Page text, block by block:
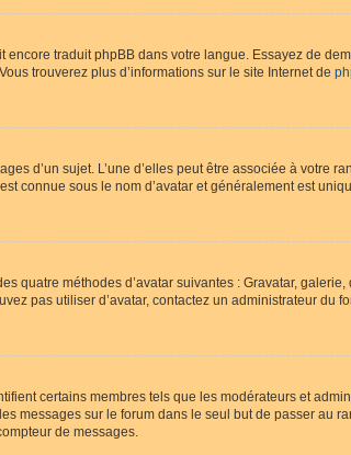
traduit phpBB dans votre langue. Essayez de
trouverez plus d’informations sur le site Internet de
d’un sujet. L’une d’elles peut être associée à votre
connue sous le nom d’avatar et généralement est
quatre méthodes d’avatar suivantes : Gravatar,
pas utiliser d’avatar, contactez un administrateur du
certains membres tels que les modérateurs et
messages sur le forum dans le seul but de passer au
de messages.